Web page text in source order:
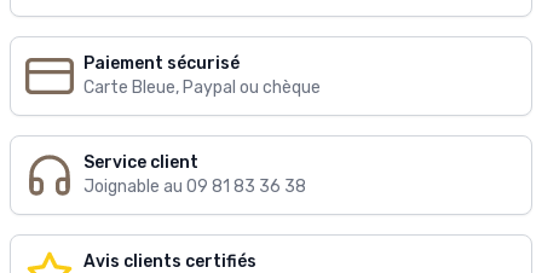
Paiement sécurisé
Carte Bleue, Paypal ou chèque
Service client
Joignable au 09 81 83 36 38
Avis clients certifiés